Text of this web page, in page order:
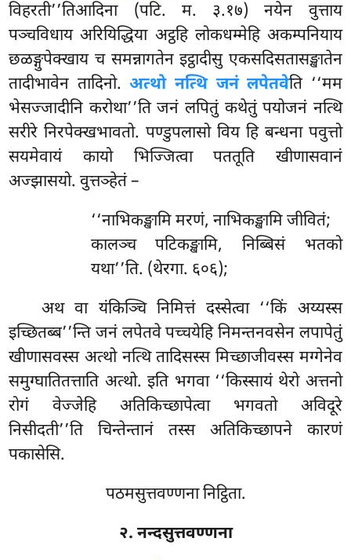
विहरती’’तिआदिना (पटि. म. ३.१७) नयेन वुत्ताय
पञ्चविधाय अरियिद्धिया अट्ठहि लोकधम्मेहि अकम्पनियाय
छळङ्गुपेक्खाय च समन्नागतेन इट्ठादीसु एकसदिसतासङ्खातेन
तादीभावेन तादिनो.अत्थो नत्थि जनं लपेतवेति ‘‘मम
भेसज्जादीनि करोथा’’ति जनं लपितुं कथेतुं पयोजनं नत्थि
सरीरे निरपेक्खभावतो. पण्डुपलासो विय हि बन्धना पवुत्तो
सयमेवायं कायो भिज्जित्वा पततूति खीणासवानं
अज्झासयो. वुत्तञ्हेतं –
‘‘नाभिकङ्खामि मरणं, नाभिकङ्खामि जीवितं;
कालञ्च पटिकङ्खामि, निब्बिसं भतको
यथा’’ति. (थेरगा. ६०६);
अथ वा यंकिञ्चि निमित्तं दस्सेत्वा ‘‘किं अय्यस्स
इच्छितब्ब’’न्ति जनं लपेतवे पच्चयेहि निमन्तनवसेन लपापेतुं
खीणासवस्स अत्थो नत्थि तादिसस्स मिच्छाजीवस्स मग्गेनेव
समुग्घातितत्ताति अत्थो. इति भगवा ‘‘किस्सायं थेरो अत्तनो
रोगं वेज्जेहि अतिकिच्छापेत्वा भगवतो अविदूरे
निसीदती’’ति चिन्तेन्तानं तस्स अतिकिच्छापने कारणं
पकासेसि.
पठमसुत्तवण्णना निट्ठिता.
२. नन्दसुत्तवण्णना